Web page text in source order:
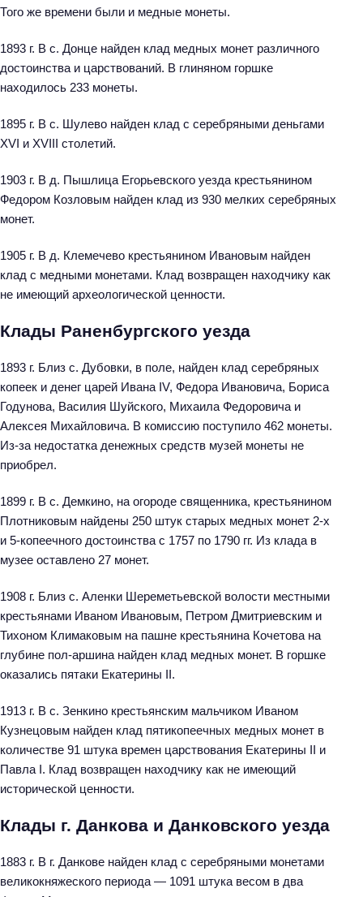
Того же времени были и медные монеты.
1893 г. В с. Донце найден клад медных монет различного
достоинства и царствований. В глиняном горшке
находилось 233 монеты.
1895 г. В с. Шулево найден клад с серебряными деньгами
XVI и XVIII столетий.
1903 г. В д. Пышлица Егорьевского уезда крестьянином
Федором Козловым найден клад из 930 мелких серебряных
монет.
1905 г. В д. Клемечево крестьянином Ивановым найден
клад с медными монетами. Клад возвращен находчику как
не имеющий археологической ценности.
Клады Раненбургского уезда
1893 г. Близ с. Дубовки, в поле, найден клад серебряных
копеек и денег царей Ивана IV, Федора Ивановича, Бориса
Годунова, Василия Шуйского, Михаила Федоровича и
Алексея Михайловича. В комиссию поступило 462 монеты.
Из-за недостатка денежных средств музей монеты не
приобрел.
1899 г. В с. Демкино, на огороде священника, крестьянином
Плотниковым найдены 250 штук старых медных монет 2-х
и 5-копеечного достоинства с 1757 по 1790 гг. Из клада в
музее оставлено 27 монет.
1908 г. Близ с. Аленки Шереметьевской волости местными
крестьянами Иваном Ивановым, Петром Дмитриевским и
Тихоном Климаковым на пашне крестьянина Кочетова на
глубине пол-аршина найден клад медных монет. В горшке
оказались пятаки Екатерины II.
1913 г. В с. Зенкино крестьянским мальчиком Иваном
Кузнецовым найден клад пятикопеечных медных монет в
количестве 91 штука времен царствования Екатерины II и
Павла I. Клад возвращен находчику как не имеющий
исторической ценности.
Клады г. Данкова и Данковского уезда
1883 г. В г. Данкове найден клад с серебряными монетами
великокняжеского периода — 1091 штука весом в два